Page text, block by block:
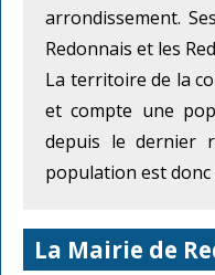
arrondissement.
Redonnais et les
La territoire de la
et compte une
depuis le dernier
population est donc
La Mairie de